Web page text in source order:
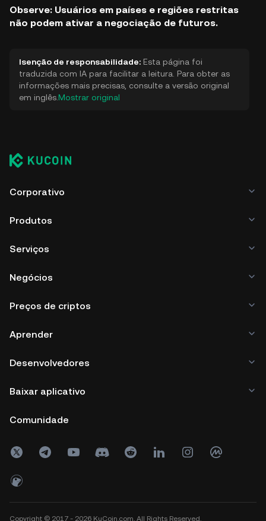
Observe: Usuários em países e regiões restritas
não podem ativar a negociação de futuros.
Isenção de responsabilidade: Esta página foi
traduzida com IA para facilitar a leitura. Para obter as
informações mais precisas, consulte a versão original
em inglês.Mostrar original
Corporativo
Produtos
Serviços
Negócios
Preços de criptos
Aprender
Desenvolvedores
Baixar aplicativo
Comunidade
Copyright © 2017 - 2026 KuCoin.com. All Rights Reserved.